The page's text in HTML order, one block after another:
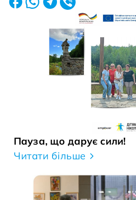
Пауза, що дарує сили!
Читати більше